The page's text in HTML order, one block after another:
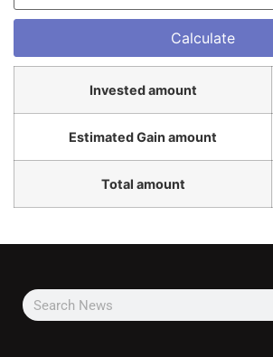
Invested amount
Estimated Gain amount
Total amount